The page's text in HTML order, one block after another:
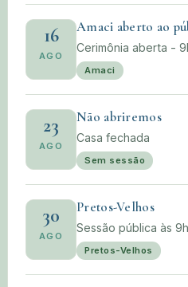
16
AGO
Amaci aberto ao
Cerimônia aberta -
Amaci
23
AGO
Não abriremos
Casa fechada
Sem sessão
30
AGO
Pretos-Velhos
Sessão pública às 9h
Pretos-Velhos